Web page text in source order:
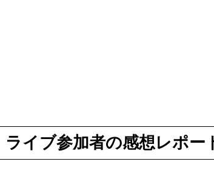
ライブ参加者の感想レポー